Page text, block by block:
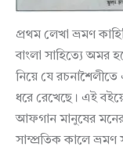
প্রথম লেখা ভ্রমণ
বাংলা সাহিত্যে অমর
নিয়ে যে
ধরে রেখেছে। এই
আফগান মানুষের
সাম্প্রতিক কালে